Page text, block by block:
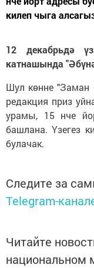
килеп чыга
12 декабрьдә
катнашында
Шул көнне
редакция приз
урамы, 15 нче
башлана. Үзегез
булачак.
Следите за
Telegram-
Читайте
национальном